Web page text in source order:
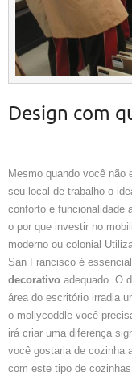
Design com
Mesmo quando você
seu local de trabalho o
conforto e funcionalidade
o por que investir no
moderno ou colonial
San Francisco é
decorativo adequado. O
área do escritório irradia
o mollycoddle você
irá criar uma diferença
você gostaria de cozinha
com este tipo de